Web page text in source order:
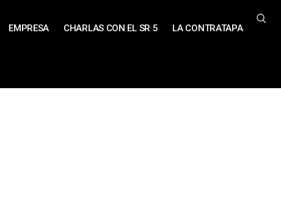
EMPRESA CHARLAS CON EL SR 5 LA CONTRATAPA